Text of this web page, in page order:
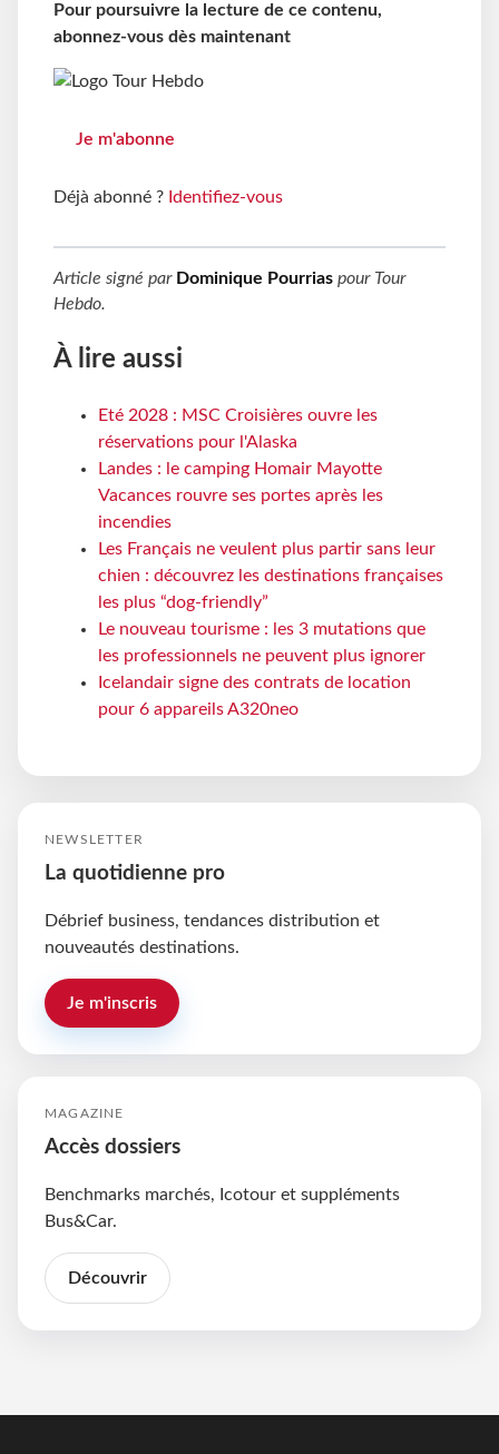
Pour poursuivre la lecture de ce contenu,
abonnez-vous dès maintenant
Je m'abonne
Déjà abonné ? Identifiez-vous
Article signé par Dominique Pourrias pour Tour
Hebdo.
À lire aussi
Eté 2028 : MSC Croisières ouvre les
réservations pour l'Alaska
Landes : le camping Homair Mayotte
Vacances rouvre ses portes après les
incendies
Les Français ne veulent plus partir sans leur
chien : découvrez les destinations françaises
les plus “dog-friendly”
Le nouveau tourisme : les 3 mutations que
les professionnels ne peuvent plus ignorer
Icelandair signe des contrats de location
pour 6 appareils A320neo
NEWSLETTER
La quotidienne pro
Débrief business, tendances distribution et
nouveautés destinations.
Je m'inscris
MAGAZINE
Accès dossiers
Benchmarks marchés, Icotour et suppléments
Bus&Car.
Découvrir